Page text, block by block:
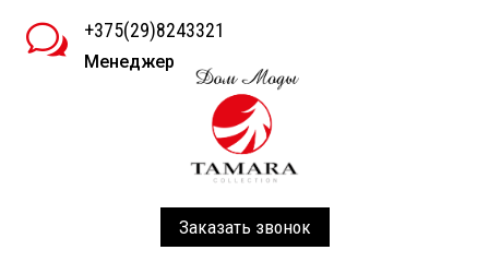
w +375(29)8243321
Менеджер
Заказать звонок